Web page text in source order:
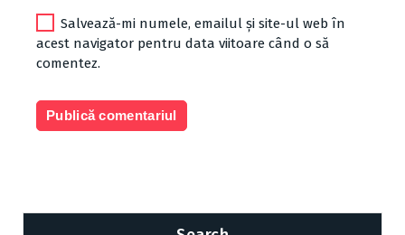
Salvează-mi numele, emailul și site-ul web în
acest navigator pentru data viitoare când o să
comentez.